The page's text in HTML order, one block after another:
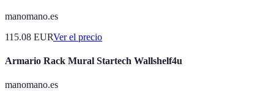
manomano.es
115.08 EURVer el precio
Armario Rack Mural Startech Wallshelf4u
manomano.es